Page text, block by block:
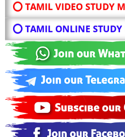
⭕ TAMIL VIDEO STUDY
⭕ TAMIL ONLINE STUDY